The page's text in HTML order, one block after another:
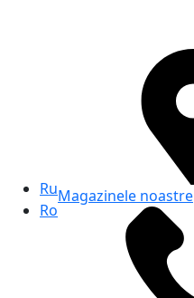
Ru
Ro
Magazinele noastre